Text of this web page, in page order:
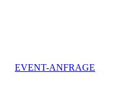
EVENT-ANFRAGE